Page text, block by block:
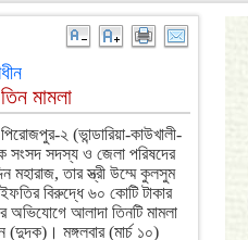
মামলা
২ (ভান্ডারিয়া-কাউখালী-
সংসদ সদস্য ও জেলা পরিষদের
মহারাজ, তার স্ত্রী উম্মে কুলসুম
বিরুদ্ধে ৬০ কোটি টাকার
অভিযোগে আলাদা তিনটি মামলা
(দুদক)। মঙ্গলবার (মার্চ ১০)